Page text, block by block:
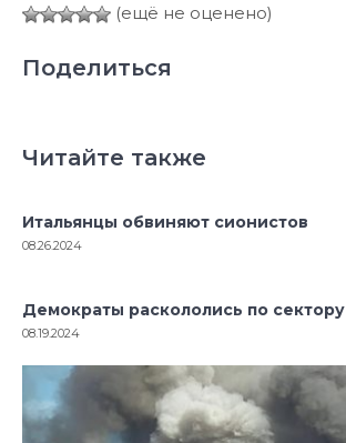
(ещё не оценено)
Поделиться
Читайте также
Итальянцы обвиняют сионистов
08.26.2024
Демократы раскололись по сектору
08.19.2024